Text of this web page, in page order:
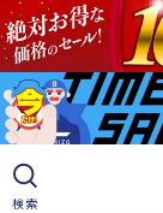
ツ
に
進
む
検索